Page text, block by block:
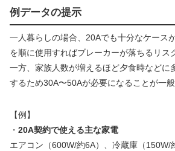
例データの提示
一人暮らしの場合、20Aでも十分なケース
を順に使用すればブレーカーが落ちるリス
一方、家族人数が増えるほど夕食時などに
するため30A〜50Aが必要になることが一般
【例】
・ 20A契約で使える主な家電
エアコン（600W/約6A）、冷蔵庫（150W/